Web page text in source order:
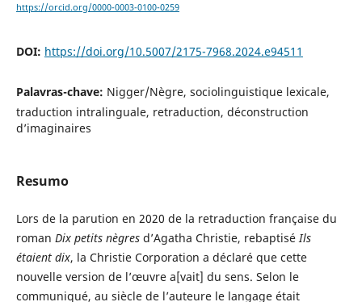
https://orcid.org/0000-0003-0100-0259
DOI: https://doi.org/10.5007/2175-7968.2024.e94511
Palavras-chave: Nigger/Nègre, sociolinguistique lexicale,
traduction intralinguale, retraduction, déconstruction
d’imaginaires
Resumo
Lors de la parution en 2020 de la retraduction française du
roman Dix petits nègresd’Agatha Christie, rebaptiséIls
étaient dix, la Christie Corporation a déclaré que cette
nouvelle version de l’œuvre a[vait] du sens. Selon le
communiqué, au siècle de l’auteure le langage était